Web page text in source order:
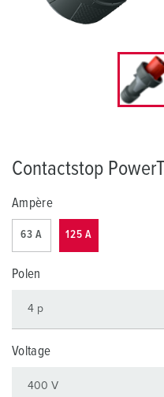
Contactstop
Ampère
63 A 125 A
Polen
Voltage